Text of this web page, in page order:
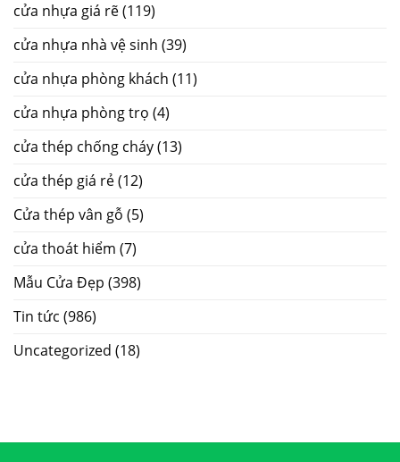
cửa nhựa giá rẽ(119)
cửa nhựa nhà vệ sinh (39)
cửa nhựa phòng khách (11)
cửa nhựa phòng trọ (4)
cửa thép chống cháy(13)
cửa thép giá rẻ(12)
Cửa thép vân gỗ (5)
cửa thoát hiểm (7)
Mẫu Cửa Đẹp (398)
Tin tức (986)
Uncategorized (18)